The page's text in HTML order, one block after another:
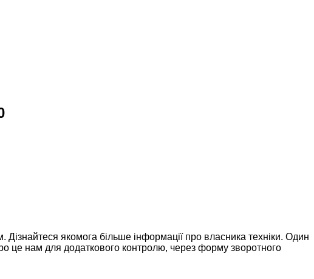
якомога більше інформації про власника техніки. Один
це нам для додаткового контролю, через форму зворотного